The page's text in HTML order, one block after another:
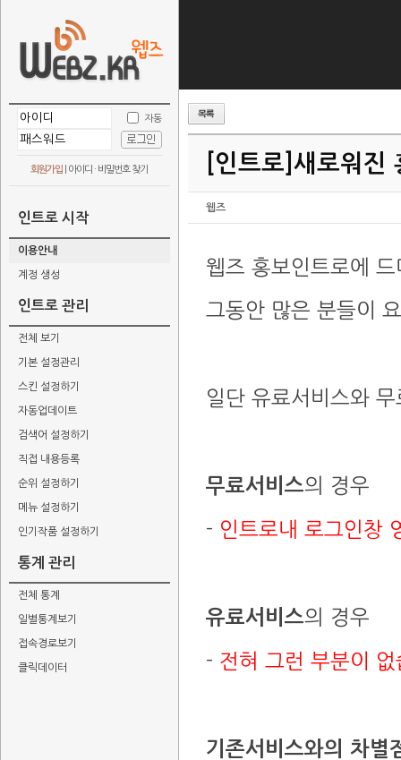
자동
회원가입 아이디 · 비밀번호 찾기
인트로 시작
이용안내
계정 생성
인트로 관리
전체 보기
기본 설정관리
스킨 설정하기
자동업데이트
검색어 설정하기
직접 내용등록
순위 설정하기
메뉴 설정하기
인기작품 설정하기
통계 관리
전체 통계
일별통계보기
접속경로보기
클릭데이터
[인트로] 새로워진
웹즈
웹즈 홍보인트로에
그동안 많은 분들이
일단 유료서비스와
무료서비스의 경우
- 인트로내 로그인창
유료서비스의 경우
- 전혀 그런 부분이 없
기존서비스와의 차별